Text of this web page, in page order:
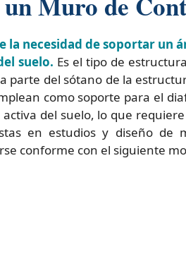
necesidad de soportar un
suelo. Es el tipo de
parte del sótano de la
como soporte para el
del suelo, lo que
en estudios y diseño de
conforme con el siguiente